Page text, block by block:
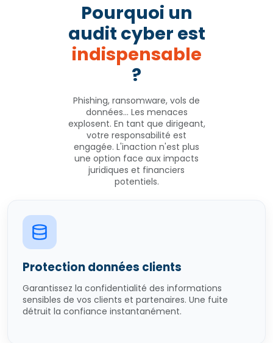
Pourquoi un
audit cyber est
indispensable
?
Phishing, ransomware, vols de
données... Les menaces
explosent. En tant que dirigeant,
votre responsabilité est
engagée. L'inaction n'est plus
une option face aux impacts
juridiques et financiers
potentiels.
Protection données clients
Garantissez la confidentialité des informations
sensibles de vos clients et partenaires. Une fuite
détruit la confiance instantanément.